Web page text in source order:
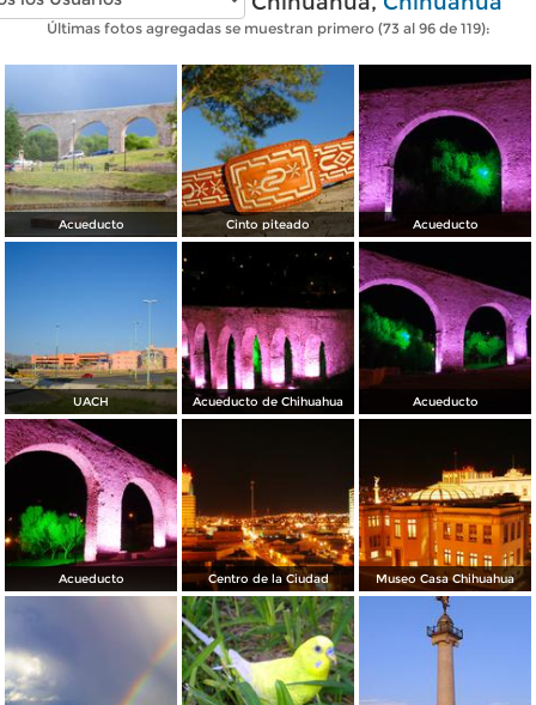
Últimas fotos agregadas se muestran primero (73 al 96 de 119):
Acueducto Cinto piteado Acueducto
UACH Acueducto de Chihuahua Acueducto
Acueducto Centro de la Ciudad Museo Casa Chihuahua